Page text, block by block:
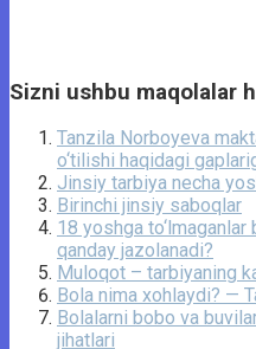
Sizni ushbu maqolalar
Tanzila Norboyeva
o‘tilishi haqidagi
Jinsiy tarbiya necha
Birinchi jinsiy saboqlar
18 yoshga
qanday jazolanadi?
Muloqot – tarbiyaning
Bola nima xohlaydi? —
Bolalarni bobo va
jihatlari